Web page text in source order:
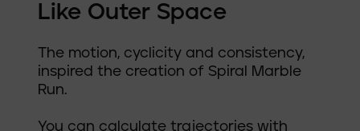
Like Outer Space
The motion, cyclicity and consistency,
inspired the creation of Spiral Marble
Run.
You can calculate trajectories with